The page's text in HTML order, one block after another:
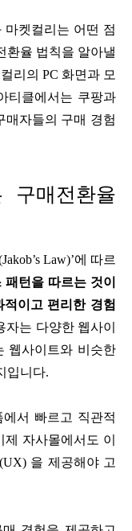
켓컬리는 어떤 점
환율 법칙을 알아낼
리의 PC 화면과 모
티클에서는 쿠팡과
매자들의 구매 경험
구매전환율
Law)’에 따르
턴을 따르는 것이
이고 편리한 경험
는 다양한 웹사이
웹사이트와 비슷한
입니다.
서 빠르고 직관적
자사몰에서도 이
을 제공해야 고